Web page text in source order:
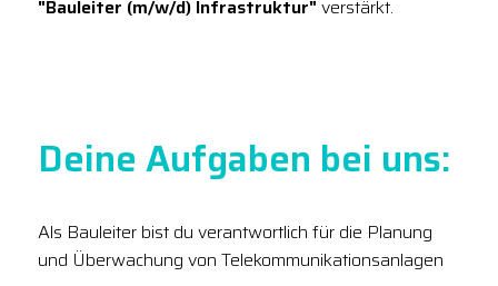
"Bauleiter (m/w/d) Infrastruktur" verstärkt.
Deine Aufgaben bei uns:
Als Bauleiter bist du verantwortlich für die Planung
und Überwachung von Telekommunikationsanlagen